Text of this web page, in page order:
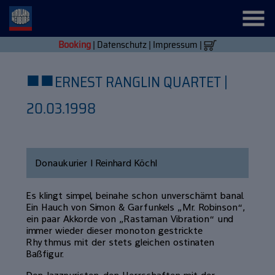
Booking| Datenschutz| Impressum |
■■ERNEST RANGLIN QUARTET |
20.03.1998
Donaukurier | Reinhard Köchl
Es klingt simpel, beinahe schon unverschämt banal.
Ein Hauch von Simon & Garfunkels „Mr. Robinson“,
ein paar Akkorde von „Rastaman Vibration“ und
immer wieder dieser monoton gestrickte
Rhythmus mit der stets gleichen ostinaten
Baßfigur.